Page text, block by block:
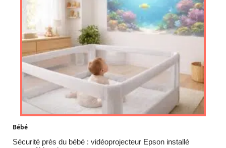
Bébé
Sécurité près du bébé : vidéoprojecteur Epson installé